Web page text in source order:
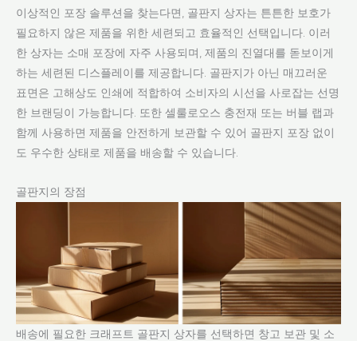
이상적인 포장 솔루션을 찾는다면, 골판지 상자는 튼튼한 보호가
필요하지 않은 제품을 위한 세련되고 효율적인 선택입니다. 이러
한 상자는 소매 포장에 자주 사용되며, 제품의 진열대를 돋보이게
하는 세련된 디스플레이를 제공합니다. 골판지가 아닌 매끄러운
표면은 고해상도 인쇄에 적합하여 소비자의 시선을 사로잡는 선명
한 브랜딩이 가능합니다. 또한 셀룰로오스 충전재 또는 버블 랩과
함께 사용하면 제품을 안전하게 보관할 수 있어 골판지 포장 없이
도 우수한 상태로 제품을 배송할 수 있습니다.
골판지의 장점
배송에 필요한 크래프트 골판지 상자를 선택하면 창고 보관 및 소